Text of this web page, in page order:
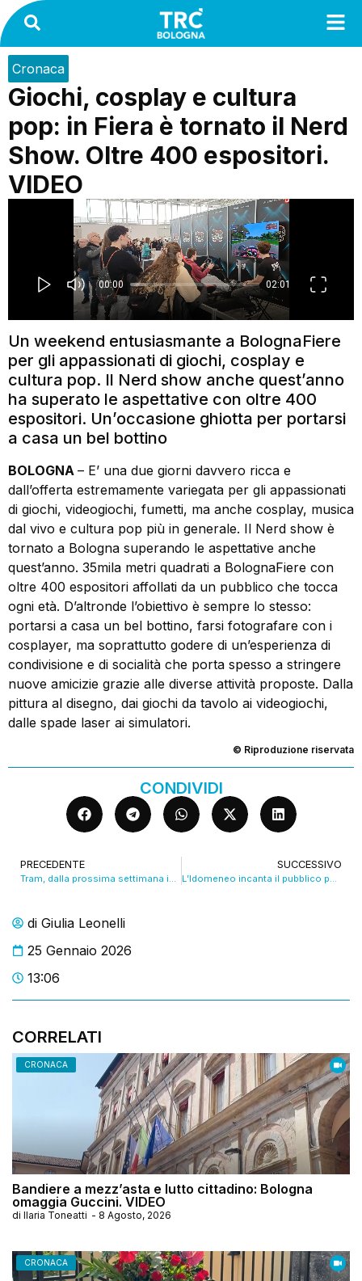
di Giulia Leonelli
25 Gennaio 2026
13:06
CORRELATI
CRONACA
Bandiere a mezz’asta e lutto cittadino: Bologna
omaggia Guccini. VIDEO
di Ilaria Toneatti - 8 Agosto, 2026
CRONACA
Cronaca
Giochi, cosplay e cultura
pop: in Fiera è tornato il Nerd
Show. Oltre 400 espositori.
VIDEO
Un weekend entusiasmante a BolognaFiere
per gli appassionati di giochi, cosplay e
cultura pop. Il Nerd show anche quest’anno
ha superato le aspettative con oltre 400
espositori. Un’occasione ghiotta per portarsi
a casa un bel bottino
BOLOGNA – E’ una due giorni davvero ricca e
dall’offerta estremamente variegata per gli appassionati
di giochi, videogiochi, fumetti, ma anche cosplay, musica
dal vivo e cultura pop più in generale. Il Nerd show è
tornato a Bologna superando le aspettative anche
quest’anno. 35mila metri quadrati a BolognaFiere con
oltre 400 espositori affollati da un pubblico che tocca
ogni età. D’altronde l’obiettivo è sempre lo stesso:
portarsi a casa un bel bottino, farsi fotografare con i
cosplayer, ma soprattutto godere di un’esperienza di
condivisione e di socialità che porta spesso a stringere
nuove amicizie grazie alle diverse attività proposte. Dalla
pittura al disegno, dai giochi da tavolo ai videogiochi,
dalle spade laser ai simulatori.
© Riproduzione riservata
CONDIVIDI
PRECEDENTE SUCCESSIVO